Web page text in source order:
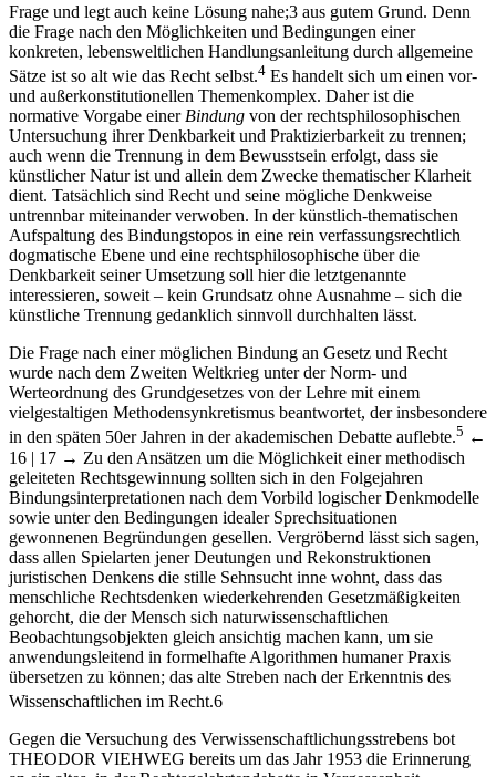
Frage und legt auch keine Lösung nahe;3 aus gutem Grund. Denn
die Frage nach den Möglichkeiten und Bedingungen einer
konkreten, lebensweltlichen Handlungsanleitung durch allgemeine
Sätze ist so alt wie das Recht selbst.4 Es handelt sich um einen vor-
und außerkonstitutionellen Themenkomplex. Daher ist die
normative Vorgabe einer Bindung von der rechtsphilosophischen
Untersuchung ihrer Denkbarkeit und Praktizierbarkeit zu trennen;
auch wenn die Trennung in dem Bewusstsein erfolgt, dass sie
künstlicher Natur ist und allein dem Zwecke thematischer Klarheit
dient. Tatsächlich sind Recht und seine mögliche Denkweise
untrennbar miteinander verwoben. In der künstlich-thematischen
Aufspaltung des Bindungstopos in eine rein verfassungsrechtlich
dogmatische Ebene und eine rechtsphilosophische über die
Denkbarkeit seiner Umsetzung soll hier die letztgenannte
interessieren, soweit – kein Grundsatz ohne Ausnahme – sich die
künstliche Trennung gedanklich sinnvoll durchhalten lässt.
Die Frage nach einer möglichen Bindung an Gesetz und Recht
wurde nach dem Zweiten Weltkrieg unter der Norm- und
Werteordnung des Grundgesetzes von der Lehre mit einem
vielgestaltigen Methodensynkretismus beantwortet, der insbesondere
in den späten 50er Jahren in der akademischen Debatte auflebte.5 ←
16 | 17 → Zu den Ansätzen um die Möglichkeit einer methodisch
geleiteten Rechtsgewinnung sollten sich in den Folgejahren
Bindungsinterpretationen nach dem Vorbild logischer Denkmodelle
sowie unter den Bedingungen idealer Sprechsituationen
gewonnenen Begründungen gesellen. Vergröbernd lässt sich sagen,
dass allen Spielarten jener Deutungen und Rekonstruktionen
juristischen Denkens die stille Sehnsucht inne wohnt, dass das
menschliche Rechtsdenken wiederkehrenden Gesetzmäßigkeiten
gehorcht, die der Mensch sich naturwissenschaftlichen
Beobachtungsobjekten gleich ansichtig machen kann, um sie
anwendungsleitend in formelhafte Algorithmen humaner Praxis
übersetzen zu können; das alte Streben nach der Erkenntnis des
Wissenschaftlichen im Recht.6
Gegen die Versuchung des Verwissenschaftlichungsstrebens bot
THEODOR VIEHWEG bereits um das Jahr 1953 die Erinnerung